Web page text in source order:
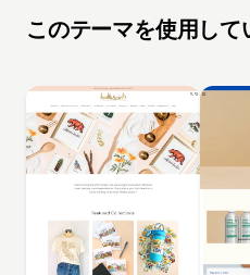
このテーマを使用して